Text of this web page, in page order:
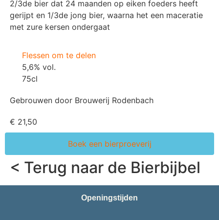
2/3de bier dat 24 maanden op eiken foeders heeft
gerijpt en 1/3de jong bier, waarna het een maceratie
met zure kersen ondergaat
Flessen om te delen
5,6% vol.
75cl
Gebrouwen door Brouwerij Rodenbach
€ 21,50
Boek een bierproeverij
< Terug naar de Bierbijbel
Openingstijden